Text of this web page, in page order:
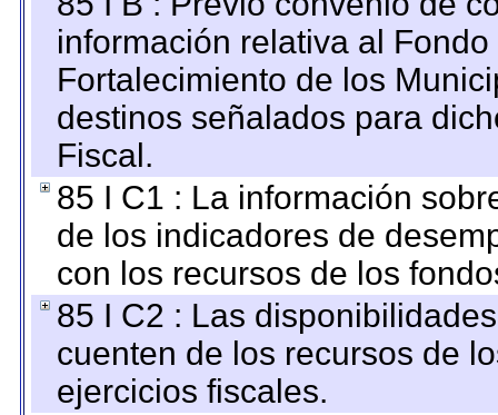
información relativa al
Fortalecimiento de los
destinos señalados para
Fiscal.
85 I C1 : La información
de los indicadores de
con los recursos de los
85 I C2 : Las
cuenten de los recursos de
ejercicios fiscales.